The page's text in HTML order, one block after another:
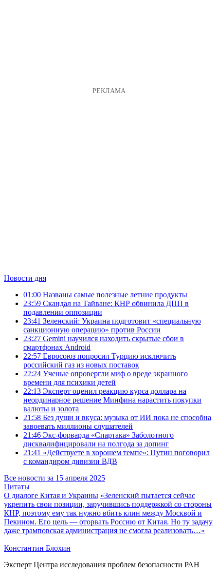
Новости дня
01:00 Названы самые полезные летние продукты
23:59 Скандал на Тайване: КНР обвинила ДПП в
подавлении оппозиции
23:41 Зеленский: Украина подготовит «специальную
санкционную операцию» против России
23:27 Gemini научился находить скрытые сбои в
смартфонах Android
22:57 Евросоюз попросил Турцию исключить
российский газ из новых поставок
22:24 Ученые опровергли миф о вреде экранного
времени для психики детей
22:13 Эксперт оценил реакцию курса доллара на
неординарное решение Минфина нарастить покупки
валюты и золота
21:58 Без души и вкуса: музыка от ИИ пока не способна
завоевать миллионы слушателей
21:46 Экс-форварда «Спартака» Заболотного
дисквалифицировали на полгода за допинг
21:41 «Действуете в хорошем темпе»: Путин поговорил
с командиром дивизии ВДВ
Все новости за 15 апреля 2025
Цитаты
О диалоге Китая и Украины «Зеленский пытается сейчас
укрепить свои позиции, заручившись поддержкой со стороны
КНР, поэтому ему так нужно вбить клин между Москвой и
Пекином. Его цель — оторвать Россию от Китая. Но ту задачу
даже трамповская администрация не смогла реализовать…»
Константин Блохин
Эксперт Центра исследования проблем безопасности РАН